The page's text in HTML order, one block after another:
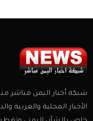
شبكة أخبار اليمن مباشر
الأخبار المحلية والعربية